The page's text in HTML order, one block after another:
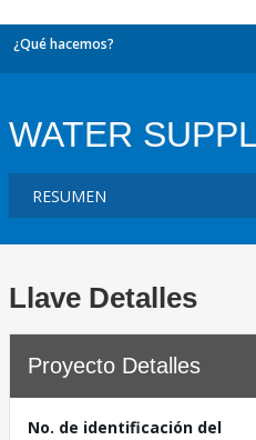
¿Qué hacemos?
WATER
Llave Detalles
Proyecto Detalles
No. de identificación del